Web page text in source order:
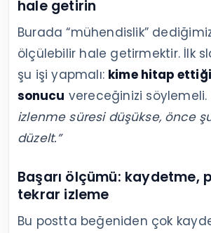
hale getirin
Burada “mühendislik”
ölçülebilir hale getirmektir. İlk
şu işi yapmalı: kime hitap
sonucu vereceğinizi söylemeli.
izlenme süresi düşükse, önce
düzelt.”
Başarı ölçümü: kaydetme,
tekrar izleme
Bu postta beğeniden çok